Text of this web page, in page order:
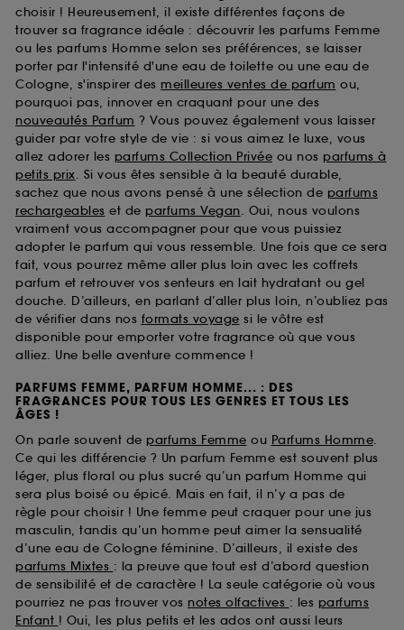
choisir ! Heureusement, il existe différentes façons de
trouver sa fragrance idéale : découvrir les parfums Femme
ou les parfums Homme selon ses préférences, se laisser
porter par l'intensité d'une eau de toilette ou une eau de
Cologne, s'inspirer des meilleures ventes de parfum ou,
pourquoi pas, innover en craquant pour une des
nouveautés Parfum ? Vous pouvez également vous laisser
guider par votre style de vie : si vous aimez le luxe, vous
allez adorer les parfums Collection Privée ou nos parfums à
petits prix. Si vous êtes sensible à la beauté durable,
sachez que nous avons pensé à une sélection de parfums
rechargeables et de parfums Vegan. Oui, nous voulons
vraiment vous accompagner pour que vous puissiez
adopter le parfum qui vous ressemble. Une fois que ce sera
fait, vous pourrez même aller plus loin avec les coffrets
parfum et retrouver vos senteurs en lait hydratant ou gel
douche. D’ailleurs, en parlant d’aller plus loin, n’oubliez pas
de vérifier dans nos formats voyage si le vôtre est
disponible pour emporter votre fragrance où que vous
alliez. Une belle aventure commence !
PARFUMS FEMME, PARFUM HOMME... : DES
FRAGRANCES POUR TOUS LES GENRES ET TOUS LES
ÂGES !
On parle souvent de parfums Femme ou Parfums Homme.
Ce qui les différencie ? Un parfum Femme est souvent plus
léger, plus floral ou plus sucré qu’un parfum Homme qui
sera plus boisé ou épicé. Mais en fait, il n’y a pas de
règle pour choisir ! Une femme peut craquer pour une jus
masculin, tandis qu’un homme peut aimer la sensualité
d’une eau de Cologne féminine. D’ailleurs, il existe des
parfums Mixtes : la preuve que tout est d’abord question
de sensibilité et de caractère ! La seule catégorie où vous
pourriez ne pas trouver vos notes olfactives : les parfums
Enfant ! Oui, les plus petits et les ados ont aussi leurs